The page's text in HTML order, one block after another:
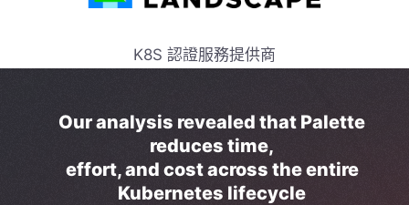
K8S 認證服務提供商
Our analysis revealed that Palette
reduces time,
effort, and cost across the entire
Kubernetes lifecycle